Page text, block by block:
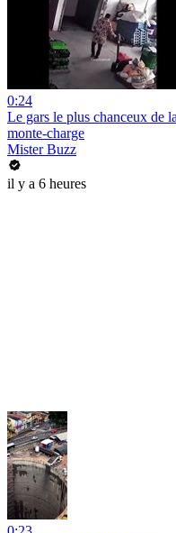
0:24
Le gars le plus chanceux de
monte-charge
Mister Buzz
il y a 6 heures